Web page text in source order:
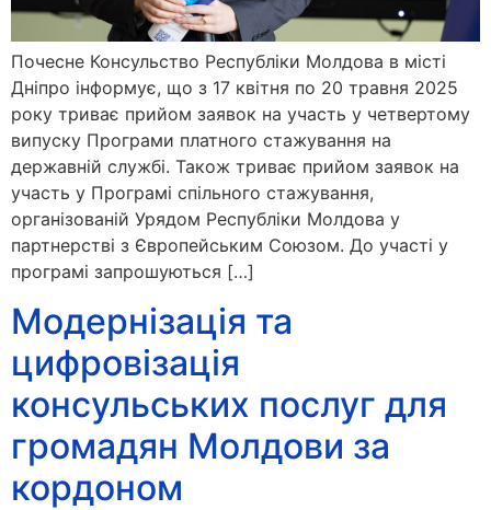
Почесне Консульство Республіки Молдова в місті
Дніпро інформує, що з 17 квітня по 20 травня 2025
року триває прийом заявок на участь у четвертому
випуску Програми платного стажування на
державній службі. Також триває прийом заявок на
участь у Програмі спільного стажування,
організованій Урядом Республіки Молдова у
партнерстві з Європейським Союзом. До участі у
програмі запрошуються […]
Модернізація та
цифровізація
консульських послуг для
громадян Молдови за
кордоном